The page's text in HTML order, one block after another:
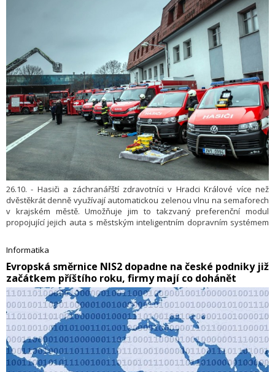
26.10. - Hasiči a záchranářští zdravotníci v Hradci Králové více než
dvěstěkrát denně využívají automatickou zelenou vlnu na semaforech
v krajském městě. Umožňuje jim to takzvaný preferenční modul
propojující jejich auta s městským inteligentním dopravním systémem
konce loňského roku. Aktuální využívání modulu vyplývá z měření od
6. června do 4. září, kdy na křižovatkách a přechodech pro chodce bylo
pro vozidla záchranářů nastaveno 21 270 preferencí.
Informatika
​Evropská směrnice NIS2 dopadne na české podniky již
začátkem příštího roku, firmy mají co dohánět